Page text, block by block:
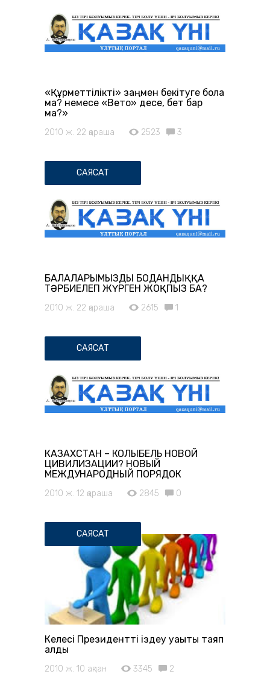
«Құрметтілікті» заңмен бекітуге бола
ма? немесе «Вето» десе, бет бар
ма?»
2010 ж. 22 қараша 2523 3
САЯСАТ
БАЛАЛАРЫМЫЗДЫ БОДАНДЫҚҚА
ТӘРБИЕЛЕП ЖҮРГЕН ЖОҚПЫЗ БА?
2010 ж. 22 қараша 2615 1
САЯСАТ
КАЗАХСТАН – КОЛЫБЕЛЬ НОВОЙ
ЦИВИЛИЗАЦИИ? НОВЫЙ
МЕЖДУНАРОДНЫЙ ПОРЯДОК
2010 ж. 12 қараша 2845 0
САЯСАТ
Келесі Президентті іздеу уақыты таяп
қалды
2010 ж. 10 ақпан 3345 2